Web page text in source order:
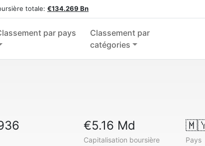
totale: €134.269 Bn
par pays
Classement par
catégories
€5.16 Md
Capitalisation boursière Pays